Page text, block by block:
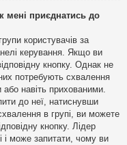
мені приєднатись до
користувачів за
керування. Якщо ви
кнопку. Однак не
потребують схвалення
навіть прихованими.
до неї, натиснувши
в групі, ви можете
кнопку. Лідер
і може запитати, чому ви